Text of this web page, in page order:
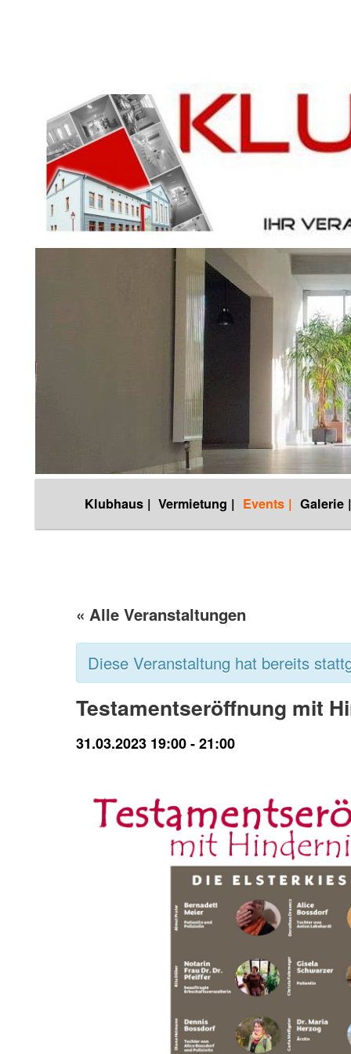
Zum
wechseln
Klubhaus | Vermietung | Events | Galerie |
« Alle Veranstaltungen
Diese Veranstaltung hat bereits
Testamentseröffnung mit
31.03.2023 19:00-21:00